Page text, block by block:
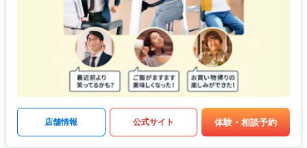
店舗情報 公式サイト 体験・相談予約